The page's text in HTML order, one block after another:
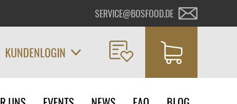
SERVICE@BOSFOOD.DE
KUNDENLOGIN